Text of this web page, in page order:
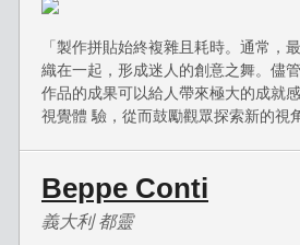
「製作拼貼始終複雜且耗時。通常，
織在一起，形成迷人的創意之舞。儘
作品的成果可以給人帶來極大的成就
視覺體 驗，從而鼓勵觀眾探索新的視
Beppe Conti
義大利 都靈